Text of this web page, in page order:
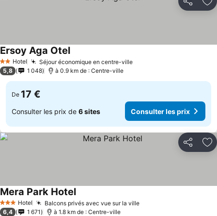
Partager
2 Étoiles
Hotel Séjour économique en centre-ville
Ersoy Aga Otel
5,8 1 048 à 0.9 km de : Centre-ville
De 17 €
Consulter les prix de 6 sites Consulter les prix
Partager
3 ÉtoilesHotel Balcons privés avec vue sur la ville
Mera Park Hotel
6,4 1 671 à 1.8 km de : Centre-ville